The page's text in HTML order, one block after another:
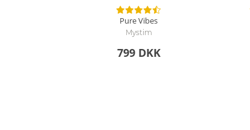
Pure Vibes
Mystim
799 DKK